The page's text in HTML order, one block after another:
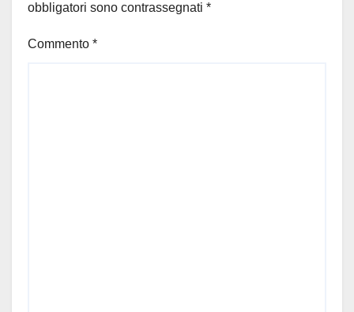
obbligatori sono contrassegnati *
Commento *